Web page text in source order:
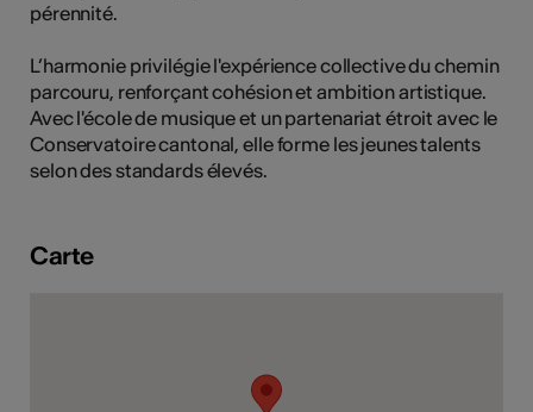
pérennité.
L’harmonie privilégie l'expérience collective du chemin
parcouru, renforçant cohésion et ambition artistique.
Avec l'école de musique et un partenariat étroit avec le
Conservatoire cantonal, elle forme les jeunes talents
selon des standards élevés.
Carte